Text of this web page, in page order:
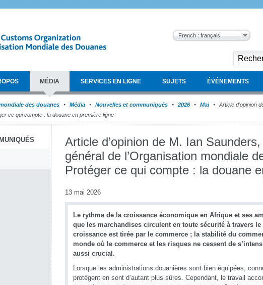
French : français
MÉDIA SERVICES EN LIGNE SUJETS ÉVÉNEMENTS
des douanes Média Nouvelles et communiqués 2026 Mai
Article d’opinion
ce qui compte : la douane en première ligne
Article d’opinion de M. Ian
général de l’Organisation mondiale
Protéger ce qui compte : la douane
13 mai 2026
Le rythme de la croissance économique en Afrique et ses
que les marchandises circulent en toute sécurité à travers
croissance est tirée par le commerce ; la stabilité du
monde où le commerce et les risques ne cessent de
aussi crucial.
Lorsque les administrations douanières sont bien équipées,
protègent en sont d’autant plus sûres. Cependant, le travail